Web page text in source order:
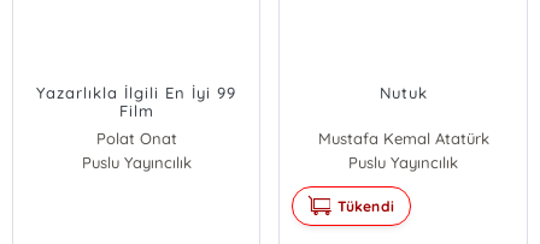
Yazarlıkla İlgili En İyi 99
Film
Polat Onat
Puslu Yayıncılık
Nutuk
Mustafa Kemal Atatürk
Puslu Yayıncılık
Tükendi